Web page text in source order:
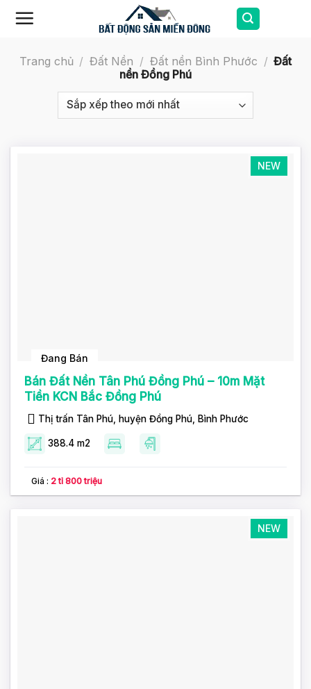
Trang chủ / Đất Nền / Đất nền Bình Phước / Đất
nền Đồng Phú
Đang Bán
NEW
Bán Đất Nền Tân Phú Đồng Phú – 10m Mặt
Tiền KCN Bắc Đồng Phú
Thị trấn Tân Phú, huyện Đồng Phú, Bình Phước
388.4 m2
Giá : 2 tỉ 800 triệu
NEW